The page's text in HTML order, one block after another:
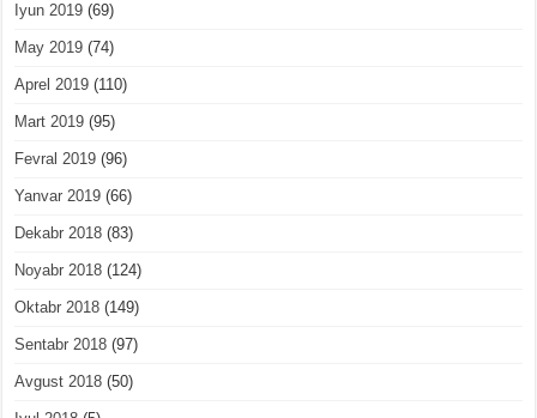
Iyun 2019 (69)
May 2019 (74)
Aprel 2019 (110)
Mart 2019 (95)
Fevral 2019 (96)
Yanvar 2019 (66)
Dekabr 2018 (83)
Noyabr 2018 (124)
Oktabr 2018 (149)
Sentabr 2018 (97)
Avgust 2018 (50)